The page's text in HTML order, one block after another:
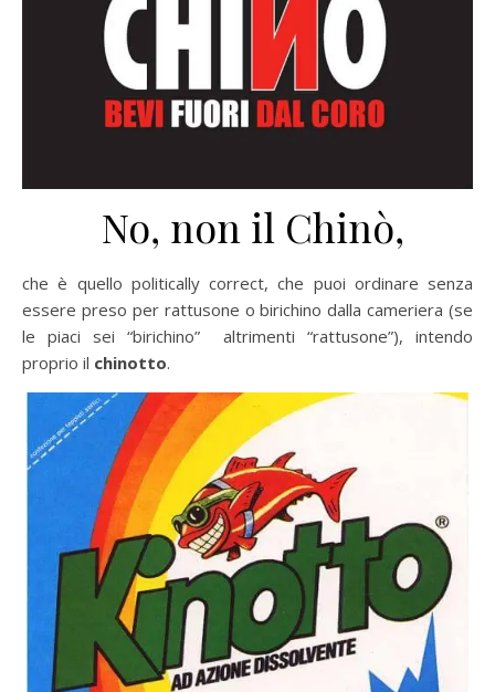
No, non il Chinò,
che è quello politically correct, che puoi ordinare senza
essere preso per rattusone o birichino dalla cameriera (se
le piaci sei “birichino” altrimenti “rattusone”), intendo
proprio il chinotto.